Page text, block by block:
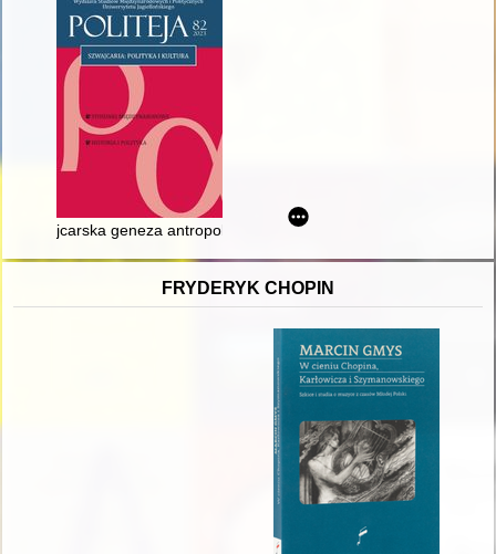
jcarska geneza antropologii i etnologii Jana Czekanowskiego
FRYDERYK CHOPIN